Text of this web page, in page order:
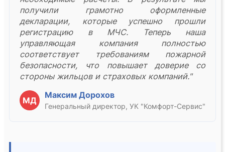
получили грамотно оформленные
декларации, которые успешно прошли
регистрацию в МЧС. Теперь наша
управляющая компания полностью
соответствует требованиям пожарной
безопасности, что повышает доверие со
стороны жильцов и страховых компаний."
МД
Максим Дорохов
Генеральный директор, УК "Комфорт-Сервис"